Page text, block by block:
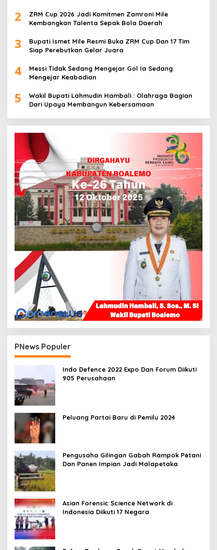
2
ZRM Cup 2026 Jadi Komitmen Zamroni Mile
Kembangkan Talenta Sepak Bola Daerah
3
Bupati Ismet Mile Resmi Buka ZRM Cup Dan 17 Tim
Siap Perebutkan Gelar Juara
4
Messi Tidak Sedang Mengejar Gol Ia Sedang
Mengejar Keabadian
5
Wakil Bupati Lahmudin Hambali : Olahraga Bagian
Dari Upaya Membangun Kebersamaan
PNews Populer
Indo Defence 2022 Expo Dan Forum Diikuti
905 Perusahaan
Peluang Partai Baru di Pemilu 2024
Pengusaha Gilingan Gabah Rampok Petani
Dan Panen Impian Jadi Malapetaka
Asian Forensic Science Network di
Indonesia Diikuti 17 Negara